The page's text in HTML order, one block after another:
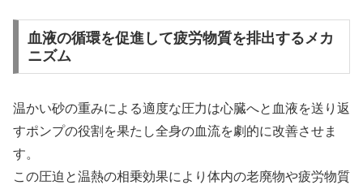
血液の循環を促進して疲労物質を排出するメカ
ニズム
温かい砂の重みによる適度な圧力は心臓へと血液を送り返
すポンプの役割を果たし全身の血流を劇的に改善させま
す。
この圧迫と温熱の相乗効果により体内の老廃物や疲労物質